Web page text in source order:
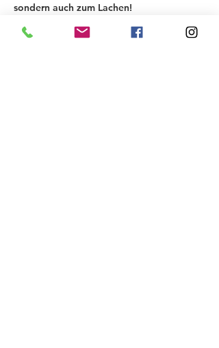
sondern auch zum Lachen!
Bei der KINKY COMEDY New Material